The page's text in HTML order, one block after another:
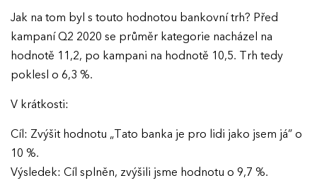
VÝSLEDKY
Ročník 2023
Ročník 2022
Jak na tom byl s touto hodnotou bankovní trh? Před
kampaní Q2 2020 se průměr kategorie nacházel na
hodnotě 11,2, po kampani na hodnotě 10,5. Trh tedy
poklesl o 6,3 %.
V krátkosti:
Cíl: Zvýšit hodnotu „Tato banka je pro lidi jako jsem já” o
10 %.
Výsledek: Cíl splněn, zvýšili jsme hodnotu o 9,7 %.